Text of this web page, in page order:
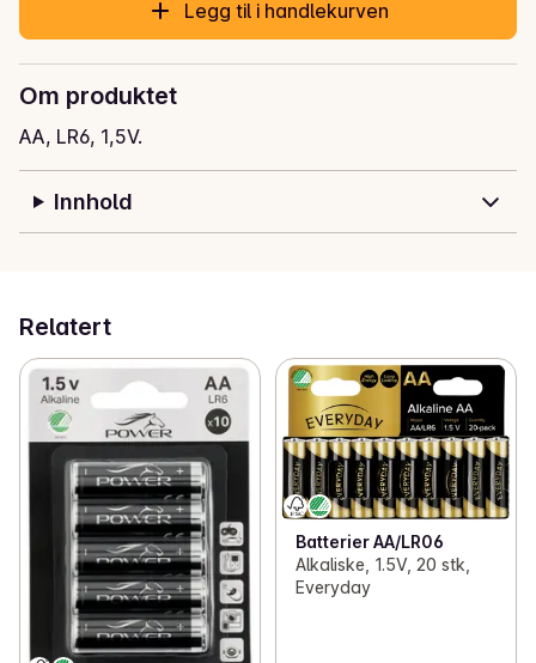
Legg til i handlekurven
Om produktet
AA, LR6, 1,5V.
Innhold
Relatert
Batterier AA/LR06
Alkaliske, 1.5V, 20 stk,
Everyday